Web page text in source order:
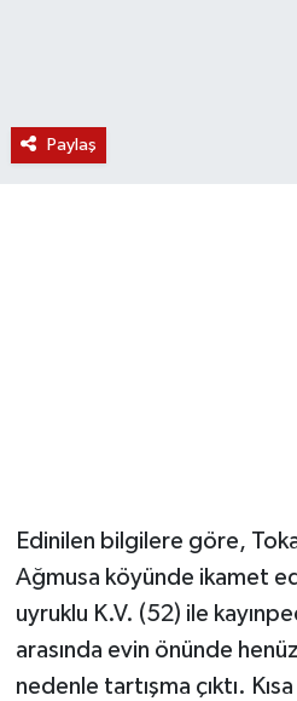
Paylaş
Edinilen bilgilere göre,
Ağmusa köyünde ikamet
uyruklu K.V. (52) ile
arasında evin önünde
nedenle tartışma çıktı.
KÖPRÜBAŞI
SOMA
YAZARLAR